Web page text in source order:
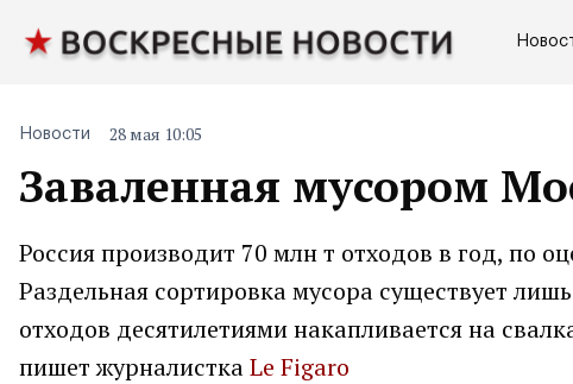
Заваленная мусором
Новости 28 мая 10:05
Россия производит 70 млн т отходов в год, по
Раздельная сортировка мусора существует
отходов десятилетиями накапливается на
пишет журналисткаLe Figaro